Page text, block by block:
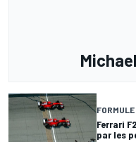
FORMULE
Ferrari
par les